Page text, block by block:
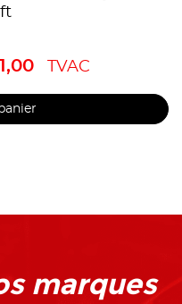
TVAC
marques